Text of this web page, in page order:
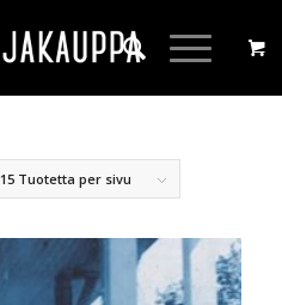
15 Tuotetta per sivu